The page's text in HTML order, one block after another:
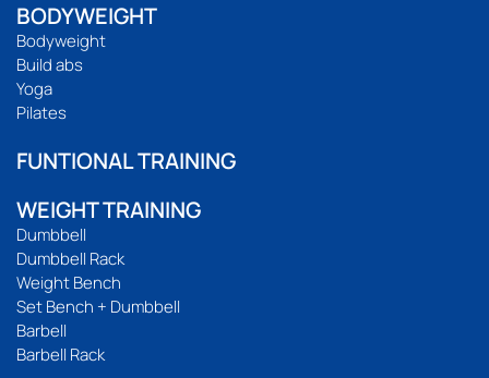
BODYWEIGHT
Bodyweight
Build abs
Yoga
Pilates
FUNTIONAL TRAINING
WEIGHT TRAINING
Dumbbell
Dumbbell Rack
Weight Bench
Set Bench + Dumbbell
Barbell
Barbell Rack